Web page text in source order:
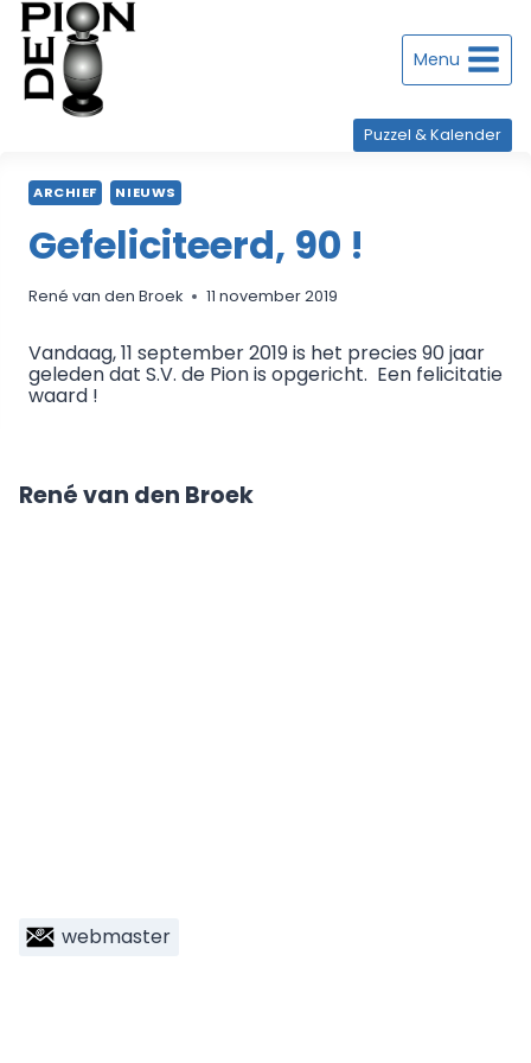
Doorgaan
naar
inhoud Menu
Puzzel & Kalender
ARCHIEF NIEUWS
Gefeliciteerd, 90 !
René van den Broek 11 november 2019
Vandaag, 11 september 2019 is het precies 90 jaar
geleden dat S.V. de Pion is opgericht. Een felicitatie
waard !
René van den Broek
webmaster